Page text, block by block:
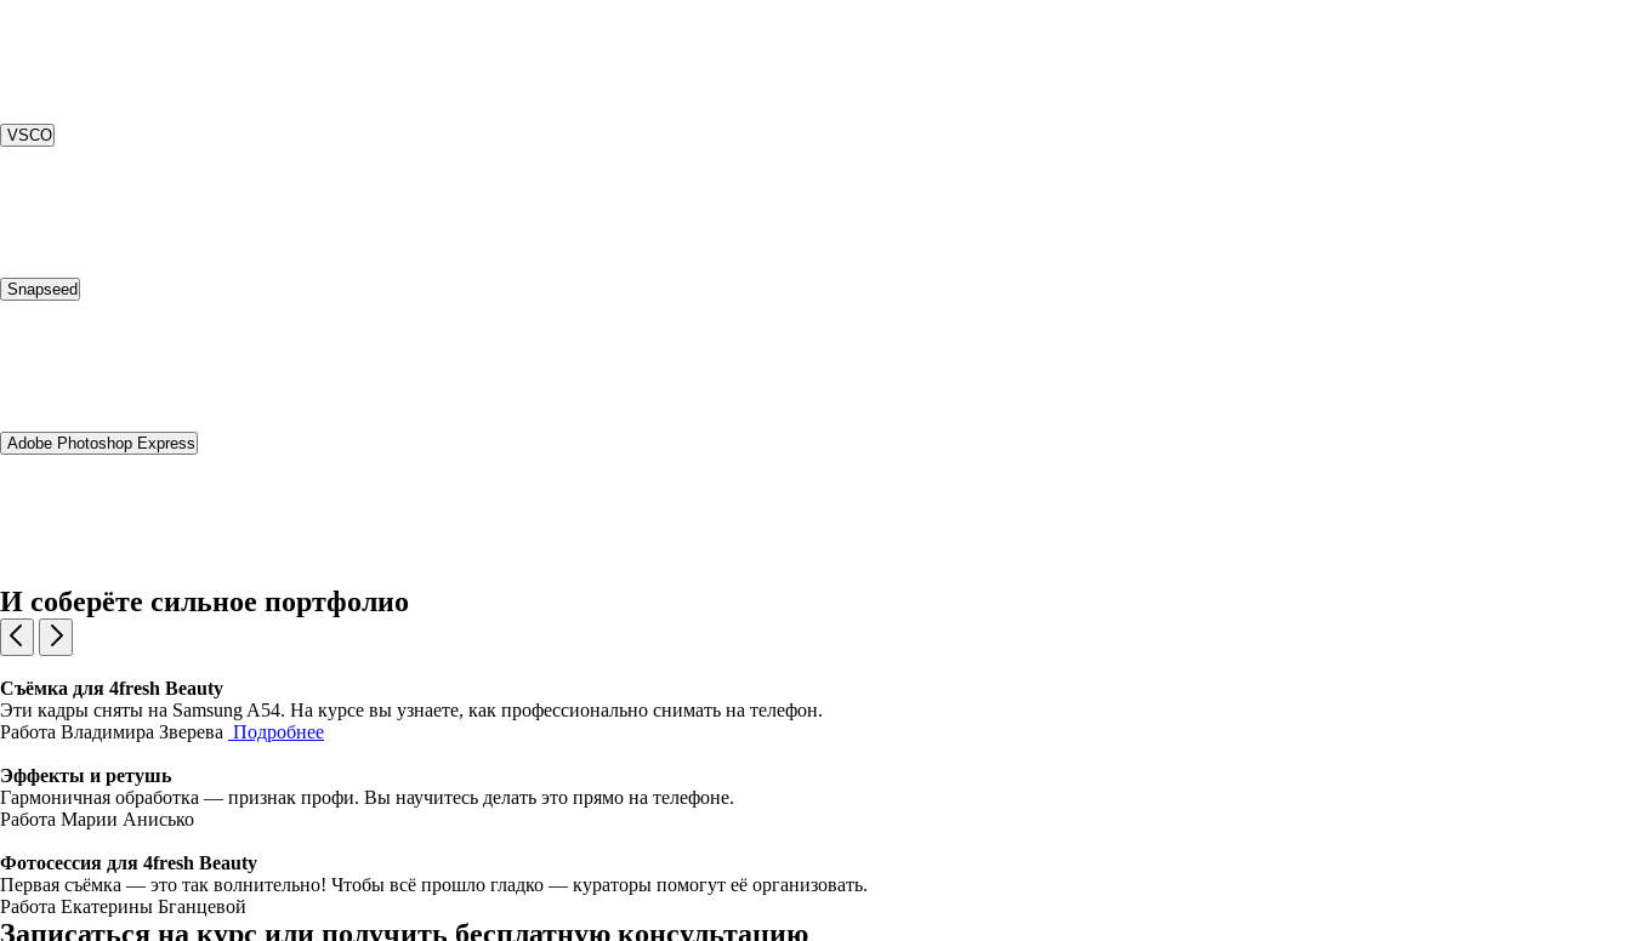
VSCO
Snapseed
Adobe Photoshop Express
И соберёте сильное портфолио
Съёмка для 4fresh Beauty
Эти кадры сняты на Samsung A54. На курсе вы узнаете, как профессионально снимать на телефон.
Работа Владимира Зверева Подробнее
Эффекты и ретушь
Гармоничная обработка — признак профи. Вы научитесь делать это прямо на телефоне.
Работа Марии Анисько
Фотосессия для 4fresh Beauty
Первая съёмка — это так волнительно! Чтобы всё прошло гладко — кураторы помогут её организовать.
Работа Екатерины Бганцевой
Записаться на курс или получить бесплатную консультацию